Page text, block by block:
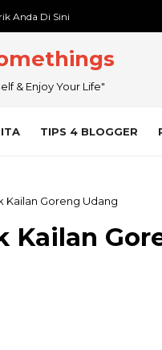
Anda Di Sini
& Enjoy Your Life"
TIPS 4 BLOGGER
Kailan Goreng Udang
Kailan